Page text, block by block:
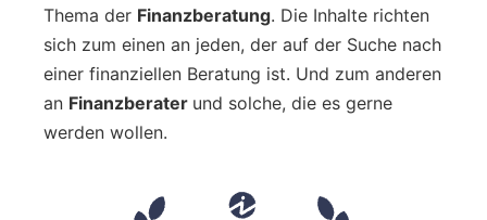
Thema der Finanzberatung. Die Inhalte richten
sich zum einen an jeden, der auf der Suche nach
einer finanziellen Beratung ist. Und zum anderen
an Finanzberater und solche, die es gerne
werden wollen.